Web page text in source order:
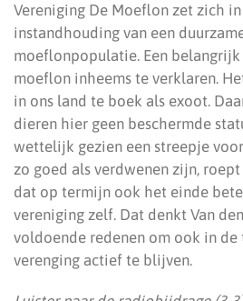
Vereniging De Moeflon zet zich
instandhouding van een
moeflonpopulatie. Een
moeflon inheems te verklaren.
in ons land te boek als exoot.
dieren hier geen beschermde
wettelijk gezien een streepje
zo goed als verdwenen zijn,
dat op termijn ook het einde
vereniging zelf. Dat denkt Van
voldoende redenen om ook in de
verenging actief te blijven.